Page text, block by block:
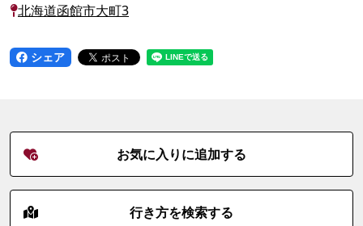
北海道函館市大町3
シェア
お気に入りに追加する
行き方を検索する